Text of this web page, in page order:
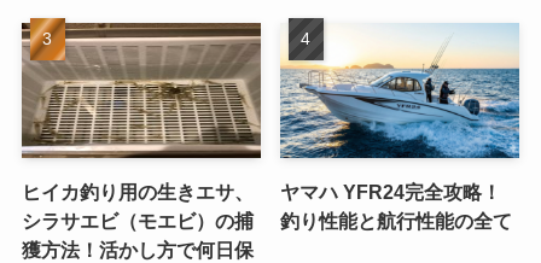
ヒイカ釣り用の生きエサ、
シラサエビ（モエビ）の捕
獲方法！活かし方で何日保
ヤマハ YFR24完全攻略！
釣り性能と航行性能の全て